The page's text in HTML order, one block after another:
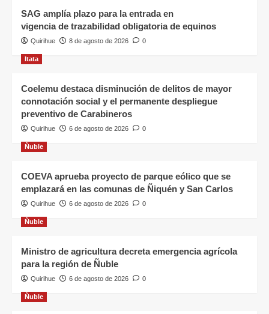
SAG amplía plazo para la entrada en
vigencia de trazabilidad obligatoria de equinos
Quirihue 8 de agosto de 2026 0
Itata
Coelemu destaca disminución de delitos de mayor
connotación social y el permanente despliegue
preventivo de Carabineros
Quirihue 6 de agosto de 2026 0
Ñuble
COEVA aprueba proyecto de parque eólico que se
emplazará en las comunas de Ñiquén y San Carlos
Quirihue 6 de agosto de 2026 0
Ñuble
Ministro de agricultura decreta emergencia agrícola
para la región de Ñuble
Quirihue 6 de agosto de 2026 0
Ñuble